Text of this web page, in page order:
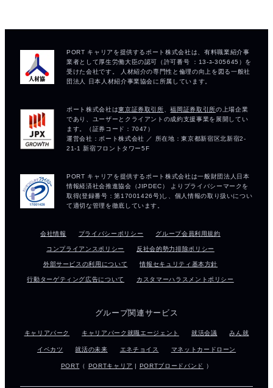
会社情報 プライバシーポリシー グループ会員利用規約
コンプライアンスポリシー 反社会的勢力排除ポリシー
外部サービスの利用について 情報セキュリティ基本方針
行動ターゲティング広告について カスタマーハラスメントポリシー